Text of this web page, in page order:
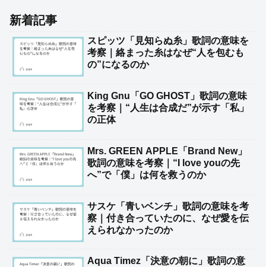
新着記事
スピッツ「見知らぬ糸」歌詞の意味を
考察｜絡まった糸はなぜ“人を包むも
の”になるのか
King Gnu「GO GHOST」歌詞の意味
を考察｜“人生は合成だ”が示す「私」
の正体
Mrs. GREEN APPLE「Brand New」
歌詞の意味を考察｜“I love youの先
へ”で「僕」は何を救うのか
サスケ「青いベンチ」歌詞の意味を考
察｜付き合っていたのに、なぜ愛を伝
えられなかったのか
Aqua Timez「決意の朝に」歌詞の意